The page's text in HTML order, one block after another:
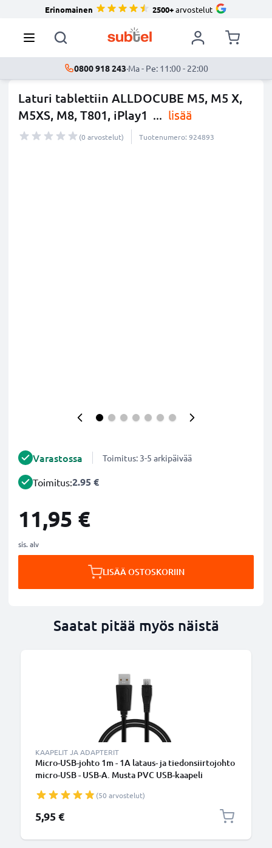
Erinomainen 2500+arvostelut
0800 918 243·Ma - Pe: 11:00 - 22:00
Laturi tablettiin ALLDOCUBE M5, M5 X,
M5XS, M8, T801, iPlay1 ... lisää
(0 arvostelut) Tuotenumero: 924893
Varastossa Toimitus: 3-5 arkipäivää
Toimitus:2.95 €
11,95 €
sis. alv
LISÄÄ OSTOSKORIIN
Saatat pitää myös näistä
KAAPELIT JA ADAPTERIT
Micro-USB-johto 1m - 1A lataus- ja tiedonsiirtojohto
micro-USB - USB-A. Musta PVC USB-kaapeli
(50 arvostelut)
5,95 €